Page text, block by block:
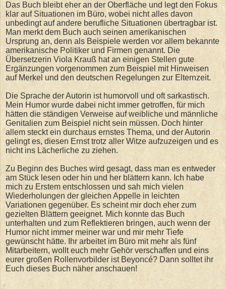
Das Buch bleibt eher an der Oberfläche und legt den Fokus
klar auf Situationen im Büro, wobei nicht alles davon
unbedingt auf andere berufliche Situationen übertragbar ist.
Man merkt dem Buch auch seinen amerikanischen
Ursprung an, denn als Beispiele werden vor allem bekannte
amerikanische Politiker und Firmen genannt. Die
Übersetzerin Viola Krauß hat an einigen Stellen gute
Ergänzungen vorgenommen zum Beispiel mit Hinweisen
auf Merkel und den deutschen Regelungen zur Elternzeit.
Die Sprache der Autorin ist humorvoll und oft sarkastisch.
Mein Humor wurde dabei nicht immer getroffen, für mich
hätten die ständigen Verweise auf weibliche und männliche
Genitalien zum Beispiel nicht sein müssen. Doch hinter
allem steckt ein durchaus ernstes Thema, und der Autorin
gelingt es, diesen Ernst trotz aller Witze aufzuzeigen und es
nicht ins Lächerliche zu ziehen.
Zu Beginn des Buches wird gesagt, dass man es entweder
am Stück lesen oder hin und her blättern kann. Ich habe
mich zu Erstem entschlossen und sah mich vielen
Wiederholungen der gleichen Appelle in leichten
Variationen gegenüber. Es scheint mir doch eher zum
gezielten Blättern geeignet. Mich konnte das Buch
unterhalten und zum Reflektieren bringen, auch wenn der
Humor nicht immer meiner war und mir mehr Tiefe
gewünscht hätte. Ihr arbeitet im Büro mit mehr als fünf
Mitarbeitern, wollt euch mehr Gehör verschaffen und eins
eurer großen Rollenvorbilder ist Beyoncé? Dann solltet ihr
Euch dieses Buch näher anschauen!